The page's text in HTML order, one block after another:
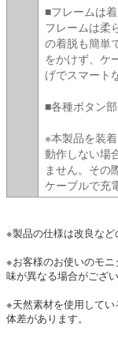
■フレームは
フレームは柔
の着脱も簡単
をかけず、ケ
げでスマート
■各種ボタン
※本製品を装
動作しない場
ません。その
ケーブルで充
※製品の仕様は改良など
※お客様のお使いのモ
味が異なる場合がござい
※天然素材を使用して
体差があります。